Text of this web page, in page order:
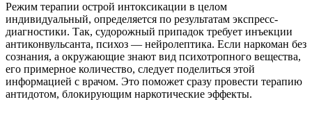
Режим терапии острой интоксикации в целом
индивидуальный, определяется по результатам экспресс-
диагностики. Так, судорожный припадок требует инъекции
антиконвульсанта, психоз — нейролептика. Если наркоман без
сознания, а окружающие знают вид психотропного вещества,
его примерное количество, следует поделиться этой
информацией с врачом. Это поможет сразу провести терапию
антидотом, блокирующим наркотические эффекты.